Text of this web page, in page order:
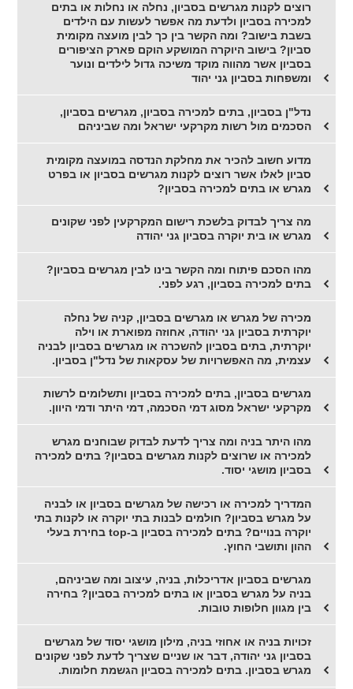
רוצים לקנות מגרשים בסביון, נחלה או נחלות או בתים
למכירה בסביון ולדעת מה אפשר לעשות עם הילדים
בשבת בישוב? ומה הקשר בין כך לבין מועצה מקומית
סביון? בישוב היוקרה המושקע הוקם פארק הציפורים
בסביון אשר מהווה מוקד משיכה גדול לילדים ונוער
ומשפחות בסביון גני יהוד
נדל"ן בסביון, בתים למכירה בסביון, מגרשים בסביון,
הסכמים מול רשות מקרקעי ישראל ומה שביניהם
מדוע חשוב להכיר את מחלקת הנדסה במועצה מקומית
סביון לאלו אשר רוצים לקנות מגרשים בסביון או בפרט
מגרש או בתים למכירה בסביון?
מה צריך לבדוק בלשכת רישום המקרקעין לפני שקונים
מגרש או בית יוקרה בסביון גני יהודה
מהו הסכם פיתוח ומה הקשר בינו לבין מגרשים בסביון?
בתים למכירה בסביון, רגע לפני.
מכירה של מגרש או מגרשים בסביון, קניה של נחלה
יוקרתית בסביון גני יהודה, אחוזה מפוארת או וילה
יוקרתית, בתים בסביון להשכרה או מגרשים בסביון לבניה
עצמית, מה האפשרויות של עסקאות של נדל"ן בסביון.
מגרשים בסביון, בתים למכירה בסביון ותשלומים לרשות
מקרקעי ישראל מסוג דמי הסכמה, דמי היתר ודמי היוון.
מהו היתר בניה ומה צריך לדעת לבדוק שבוחנים מגרש
למכירה או שרוצים לקנות מגרשים בסביון? בתים למכירה
בסביון מושגי יסוד.
המדריך למכירה או רכישה של מגרשים בסביון או לבניה
על מגרש בסביון? חולמים לבנות בתי יוקרה או לקנות בתי
יוקרה בנויים? בתים למכירה בסביון ב-top בחירת בעלי
ההון ותושבי החוץ.
מגרשים בסביון אדריכלות, בניה, עיצוב ומה שביניהם,
בניה על מגרש בסביון או בתים למכירה בסביון? בחירה
בין מגוון חלופות טובות.
זכויות בניה או אחוזי בניה, מילון מושגי יסוד של מגרשים
בסביון גני יהודה, דבר או שניים שצריך לדעת לפני שקונים
מגרש בסביון. בתים למכירה בסביון הגשמת חלומות.